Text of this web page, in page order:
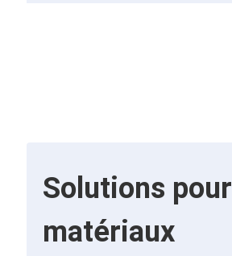
Solutions pour
matériaux